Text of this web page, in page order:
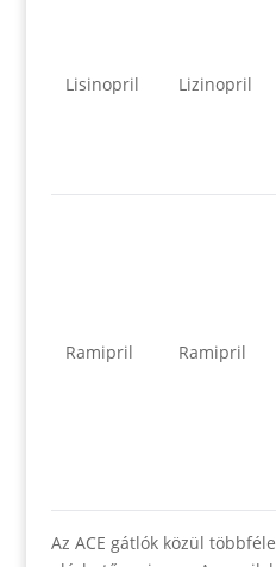
Lisinopril Lizinopril
Ramipril Ramipril
Az ACE gátlók közül